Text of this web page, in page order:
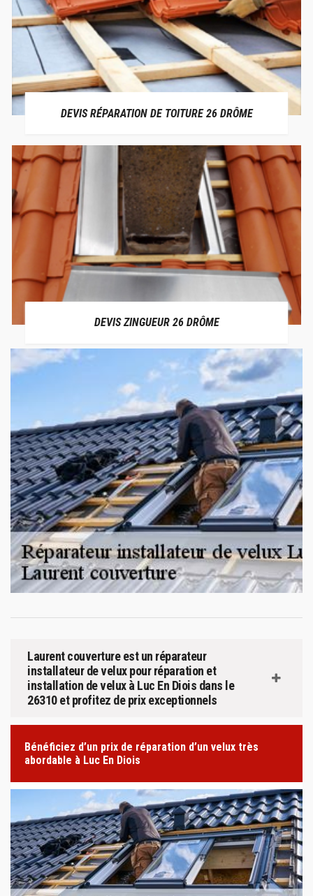
DEVIS RÉPARATION DE TOITURE 26 DRÔME
DEVIS ZINGUEUR 26 DRÔME
Laurent couverture est un réparateur
installateur de velux pour réparation et
installation de velux à Luc En Diois dans le
26310 et profitez de prix exceptionnels
Bénéficiez d’un prix de réparation d’un velux très
abordable à Luc En Diois